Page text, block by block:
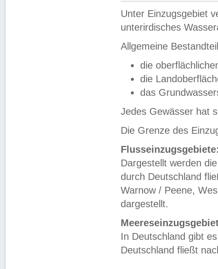
Unter Einzugsgebiet
unterirdisches
Allgemeine
die
die
das
Jedes Gewässer hat
Die Grenze des
Dargestellt werden
durch Deutschland
Warnow / Peene,
dargestellt.
In Deutschland gibt
Deutschland fließt